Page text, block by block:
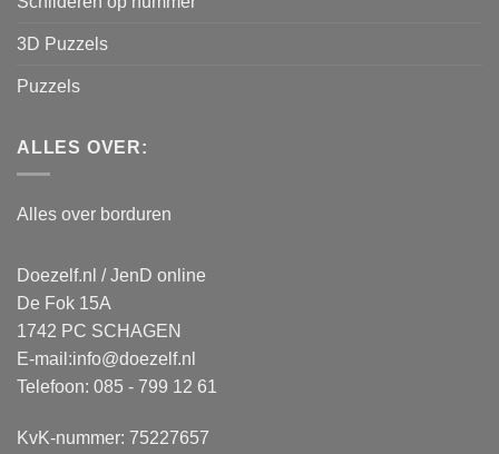
3D Puzzels
Puzzels
ALLES OVER:
Alles over borduren
Doezelf.nl / JenD online
De Fok 15A
1742 PC SCHAGEN
E-mail:info@doezelf.nl
Telefoon: 085 - 799 12 61
KvK-nummer: 75227657